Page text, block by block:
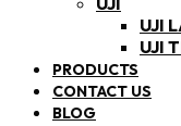
UJI
UJI
PRODUCTS
CONTACT US
BLOG